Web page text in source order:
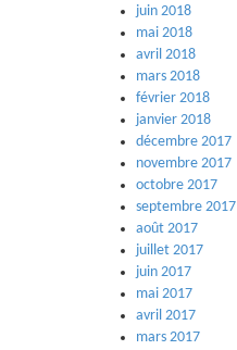
juin 2018
mai 2018
avril 2018
mars 2018
février 2018
janvier 2018
décembre 2017
novembre 2017
octobre 2017
septembre 2017
août 2017
juillet 2017
juin 2017
mai 2017
avril 2017
mars 2017